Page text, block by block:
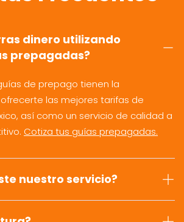
dinero utilizando
prepagadas?
de prepago tienen la
las mejores tarifas de
así como un servicio de calidad a
Cotiza tus guías prepagadas.
nuestro servicio?